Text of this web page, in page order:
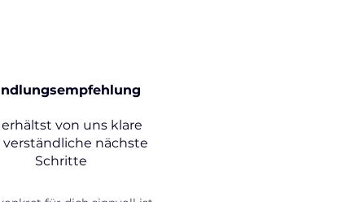
von uns klare
nächste
Schritte